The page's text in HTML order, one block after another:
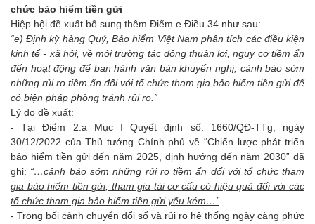
chức bảo hiểm tiền gửi
Hiệp hội đề xuất bổ sung thêm Điểm e Điều 34 như sau:
“e) Định kỳ hàng Quý, Bảo hiểm Việt Nam phân tích các điều kiện
kinh tế - xã hội, về môi trường tác động thuận lợi, nguy cơ tiềm ẩn
đến hoạt động để ban hành văn bản khuyến nghị, cảnh báo sớm
những rủi ro tiềm ẩn đối với tổ chức tham gia bảo hiểm tiền gửi để
có biện pháp phòng tránh rủi ro.”
Lý do đề xuất:
- Tại Điểm 2.a Mục I Quyết định số: 1660/QĐ-TTg, ngày
30/12/2022 của Thủ tướng Chính phủ về “Chiến lược phát triển
bảo hiểm tiền gửi đến năm 2025, định hướng đến năm 2030” đã
ghi: “…cảnh báo sớm những rủi ro tiềm ẩn đối với tổ chức tham
gia bảo hiểm tiền gửi; tham gia tái cơ cấu có hiệu quả đối với các
tổ chức tham gia bảo hiểm tiền gửi yếu kém…”
- Trong bối cảnh chuyển đổi số và rủi ro hệ thống ngày càng phức